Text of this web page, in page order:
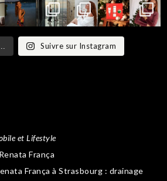
Suivre sur Instagram
et Lifestyle
França
França à Strasbourg : drainage